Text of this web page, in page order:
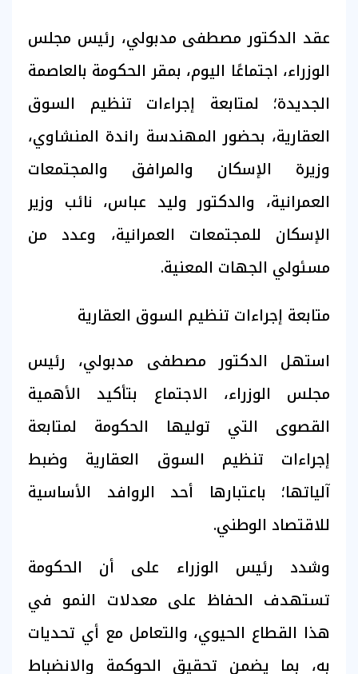
عقد الدكتور مصطفى مدبولي، رئيس مجلس
الوزراء، اجتماعًا اليوم، بمقر الحكومة بالعاصمة
الجديدة؛ لمتابعة إجراءات تنظيم السوق
العقارية، بحضور المهندسة راندة المنشاوي،
وزيرة الإسكان والمرافق والمجتمعات
العمرانية، والدكتور وليد عباس، نائب وزير
الإسكان للمجتمعات العمرانية، وعدد من
مسئولي الجهات المعنية.
متابعة إجراءات تنظيم السوق العقارية
استهل الدكتور مصطفى مدبولي، رئيس
مجلس الوزراء، الاجتماع بتأكيد الأهمية
القصوى التي توليها الحكومة لمتابعة
إجراءات تنظيم السوق العقارية وضبط
آلياتها؛ باعتبارها أحد الروافد الأساسية
للاقتصاد الوطني.
وشدد رئيس الوزراء على أن الحكومة
تستهدف الحفاظ على معدلات النمو في
هذا القطاع الحيوي، والتعامل مع أي تحديات
به، بما يضمن تحقيق الحوكمة والانضباط